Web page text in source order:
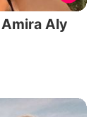
Aly